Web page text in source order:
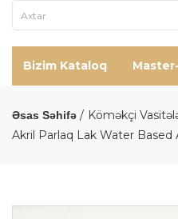
Bizim Kataloq
Əsas Səhifə Köməkçi
Akril Parlaq Lak Water Based